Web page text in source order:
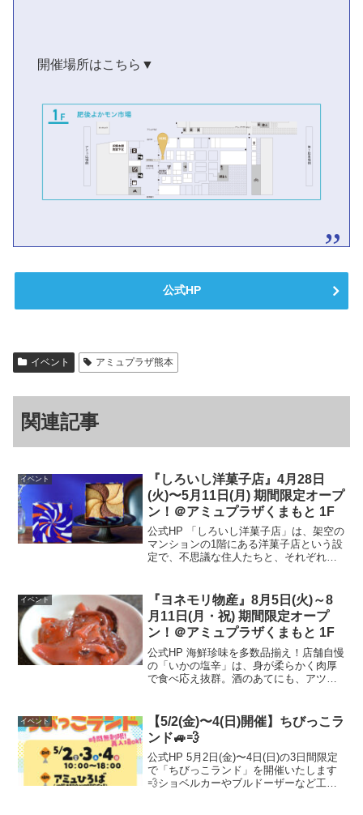
開催場所はこちら▼
公式HP
イベント アミュプラザ熊本
関連記事
イベント
『しろいし洋菓子店』4月28日
(火)〜5月11日(月) 期間限定オープ
ン！＠アミュプラザくまもと 1F
公式HP 「しろいし洋菓子店」は、架空の
マンションの1階にある洋菓子店という設
定で、不思議な住人たちと、それぞれの
場所はこちら▼ 公式HP
イベント
『ヨネモリ物産』8月5日(火)～8
月11日(月・祝) 期間限定オープ
ン！＠アミュプラザくまもと 1F
公式HP 海鮮珍味を多数品揃え！店舗自慢
の「いかの塩辛」は、身が柔らかく肉厚
で食べ応え抜群。酒のあてにも、アツア
イベント
【5/2(金)〜4(日)開催】ちびっこラ
ンド🚙💨
公式HP 5月2日(金)〜4日(日)の3日間限定
で「ちびっこランド」を開催いたします
💨ショベルカーやブルドーザーなど工事